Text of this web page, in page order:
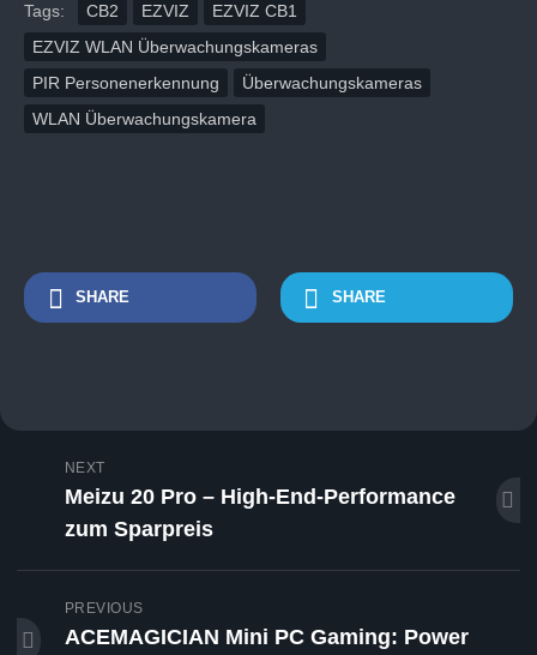
Tags: CB2 EZVIZ
EZVIZ CB1
EZVIZ WLAN Überwachungskameras
PIR Personenerkennung
Überwachungskameras
WLAN Überwachungskamera
SHARE SHARE
NEXT
Meizu 20 Pro – High-End-Performance
zum Sparpreis
PREVIOUS
ACEMAGICIAN Mini PC Gaming: Power